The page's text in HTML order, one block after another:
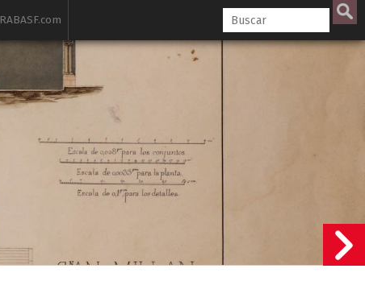
RABASF.com